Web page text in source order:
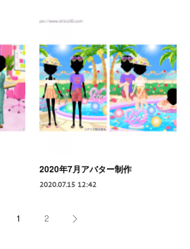
2020年7月アバター制作
2020.07.15 12:42
1 2